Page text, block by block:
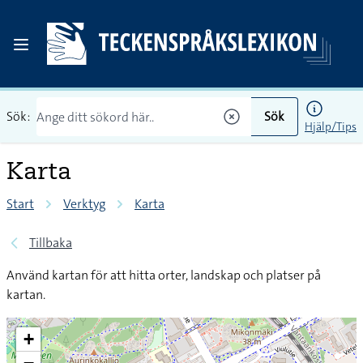
Sök: Sök
Hjälp/Tips
Karta
Start Verktyg Karta
Tillbaka
Använd kartan för att hitta orter, landskap och platser på
kartan.
+